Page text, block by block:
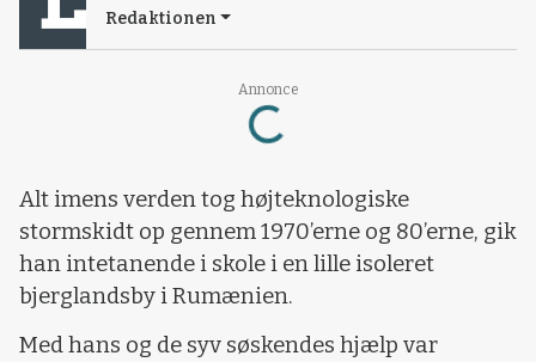
Annonce
Loading...
Redaktionen
Alt imens verden tog højteknologiske
stormskidt op gennem 1970’erne og 80’erne, gik
han intetanende i skole i en lille isoleret
bjerglandsby i Rumænien.
Med hans og de syv søskendes hjælp var